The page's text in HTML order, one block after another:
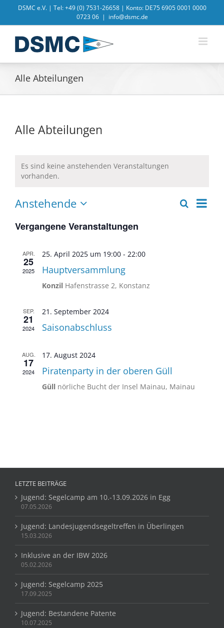
springen
DSMC e.V. | Tel: +49 (0) 7531-26658 | Konto: DE75 6905 0001 0000
0723 06 | info@dsmc.de
Alle Abteilungen
Alle Abteilungen
Es sind keine anstehenden Veranstaltungen
vorhanden.
Suche
Liste
Anstehende
wählen.
Vergangene Veranstaltungen
APR.
25
2025
25. April 2025 um 19:00 - 22:00
Hauptversammlung
Konzil Hafenstrasse 2, Konstanz
SEP.
21
2024
21. September 2024
Saisonabschluss
AUG.
17
2024
17. August 2024
Piratenparty in der oberen Güll
Güll nörliche Bucht der Insel Mainau, Mainau
LETZTE BEITRÄGE
Jugend: Segelcamp am 10.-13.09.2026 in Egg
07.05.2026
Jugend: Landesjugendsegeltreffen in Überlingen
15.03.2026
Inklusive an der IBW 2026
05.02.2026
Jugend: Segelcamp 2025
17.09.2025
Jugend: Bestandene Patente
10.07.2025